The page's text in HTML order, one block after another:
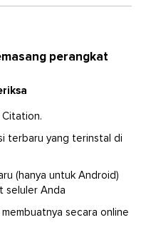
x 4,5”)
digunakan pada
mengalirkan audio
ke Jaringan Wi-Fi lokal
Google Chromecast.
bekerja dengan
dibutuhkan. Oleh karena
harus selalu aktif guna
tepat. CITATION BAR
Uni Eropa. CITATION
perangkat
Citation.
terbaru yang terinstal di
(hanya untuk Android)
seluler Anda
secara online